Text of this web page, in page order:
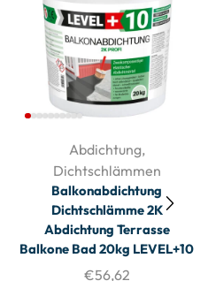
Abdichtung,
Dichtschlämmen
Balkonabdichtung
Dichtschlämme 2K
Abdichtung Terrasse
Balkone Bad 20kg LEVEL+10
€56,62